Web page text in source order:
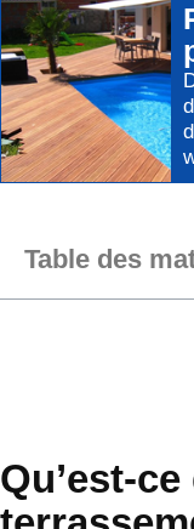
Table des
Qu’est-ce